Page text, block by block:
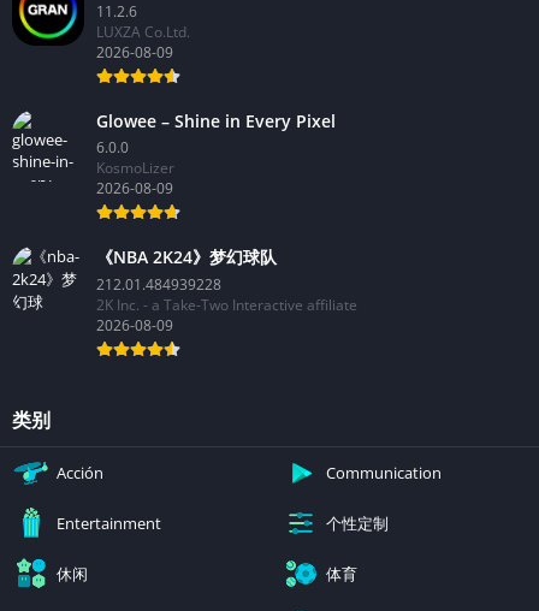
11.2.6
LUXZA Co.Ltd.
2026-08-09
Glowee – Shine in Every Pixel
6.0.0
KosmoLizer
2026-08-09
《NBA 2K24》梦幻球队
212.01.484939228
2K Inc. - a Take-Two Interactive affiliate
2026-08-09
类别
Acción Communication
Entertainment 个性定制
休闲 体育